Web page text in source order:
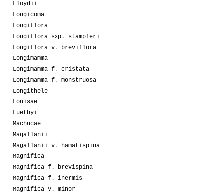
Lloydii
Longicoma
Longiflora
Longiflora ssp. stampferi
Longiflora v. breviflora
Longimamma
Longimamma f. cristata
Longimamma f. monstruosa
Longithele
Louisae
Luethyi
Machucae
Magallanii
Magallanii v. hamatispina
Magnifica
Magnifica f. brevispina
Magnifica f. inermis
Magnifica v. minor